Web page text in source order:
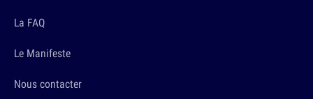
La FAQ
Le Manifeste
Nous contacter